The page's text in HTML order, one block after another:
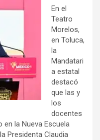
En el
Teatro
Morelos,
en Toluca,
la
Mandatari
a estatal
destacó
que las y
los
docentes
la Nueva Escuela
Presidenta Claudia